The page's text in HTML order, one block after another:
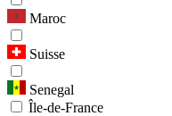
Maroc
Suisse
Senegal
Île-de-France